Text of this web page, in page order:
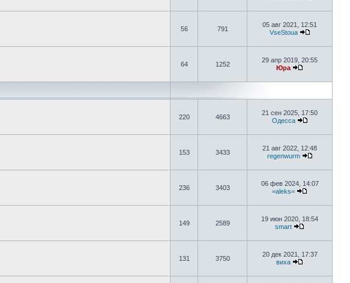
56 791
05 авг 2021, 12:51
VseStoua
64 1252
29 апр 2019, 20:55
Юра
220 4663
21 сен 2025, 17:50
Одесса
153 3433
21 авг 2022, 12:48
regenwurm
236 3403
06 фев 2024, 14:07
=aleks=
149 2589
19 июн 2020, 18:54
smart
131 3750
20 дек 2021, 17:37
виха